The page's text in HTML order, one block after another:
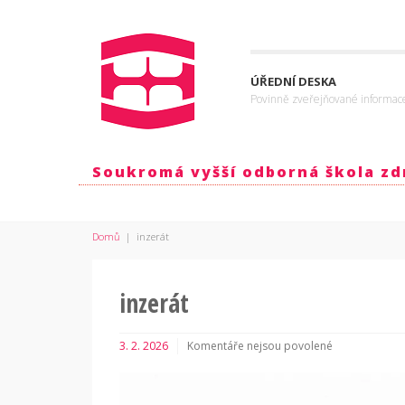
ÚŘEDNÍ DESKA
Povinně zveřejňované
Soukromá vyšší odborná škola
Domů | inzerát
inzerát
3. 2. 2026
Komentáře nejsou povolené